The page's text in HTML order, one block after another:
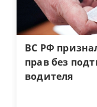
ВС РФ
прав без
водителя